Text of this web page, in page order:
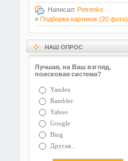
Написал: Petrenko
» Подборка картинок (20 фото)
НАШ ОПРОС
Лучшая, на Ваш взгляд,
поисковая система?
Yandex
Rambler
Yahoo
Google
Bing
Другая...